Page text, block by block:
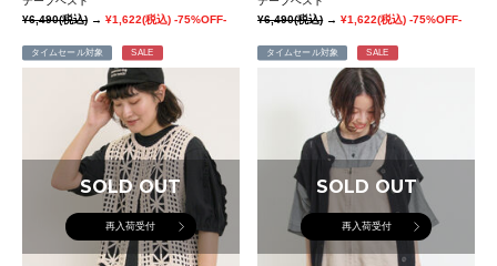
¥6,490(税込) → ¥1,622(税込) -75%OFF-
¥6,490(税込)→¥1,622(税込) -75%OFF-
タイムセール対象 SALE
SOLD OUT
再入荷受付
タイムセール対象 SALE
SOLD OUT
再入荷受付